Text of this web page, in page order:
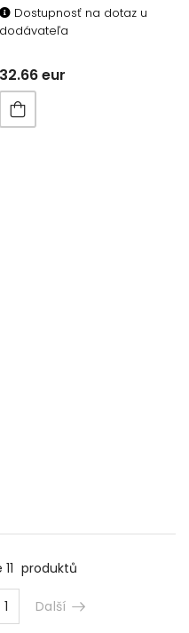
Dostupnosť na dotaz u
dodávateľa
32.66 eur
produktů
1 Další